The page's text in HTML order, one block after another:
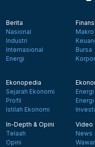
Berita
Nasional
Industri
Internasional
Energi
Makro
Bursa
Ekonopedia
Sejarah Ekonomi
Profil
Istilah Ekonomi
Energi
In-Depth & Opini
Telaah
Opini
Video
News